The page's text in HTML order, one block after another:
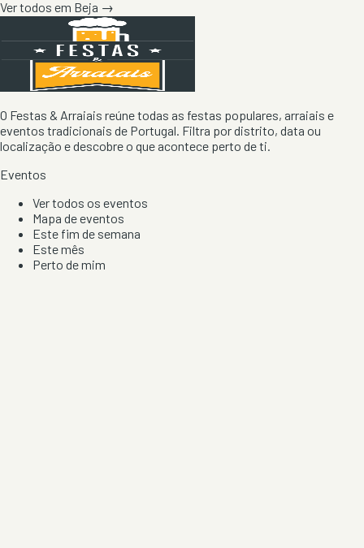
Ver todos em Beja →
O Festas & Arraiais reúne todas as festas populares, arraiais e
eventos tradicionais de Portugal. Filtra por distrito, data ou
localização e descobre o que acontece perto de ti.
Eventos
Ver todos os eventos
Mapa de eventos
Este fim de semana
Este mês
Perto de mim